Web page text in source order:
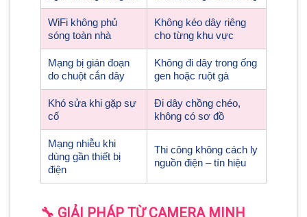
WiFi không phủ
sóng toàn nhà
Không kéo dây riêng
cho từng khu vực
Mạng bị gián đoạn
do chuột cắn dây
Không đi dây trong ống
gen hoặc ruột gà
Khó sửa khi gặp sự
cố
Đi dây chồng chéo,
không có sơ đồ
Mạng nhiễu khi
dùng gần thiết bị
điện
Thi công không cách ly
nguồn điện – tín hiệu
🔧 GIẢI PHÁP TỪ CAMERA MINH